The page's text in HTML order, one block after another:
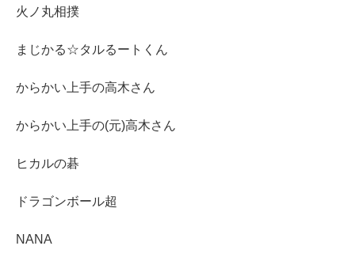
火ノ丸相撲
まじかる☆タルるートくん
からかい上手の高木さん
からかい上手の(元)高木さん
ヒカルの碁
ドラゴンボール超
NANA